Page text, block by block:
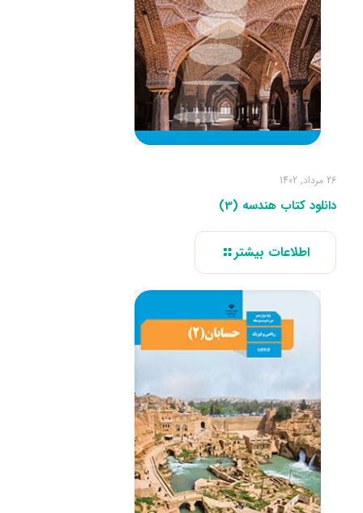
26 مرداد, 1402
دانلود کتاب هندسه (3)
اطلاعات بیشتر